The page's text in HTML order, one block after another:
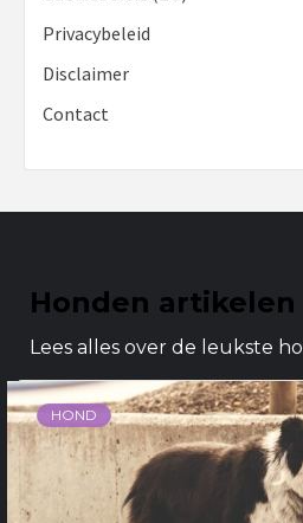
Privacybeleid
Disclaimer
Contact
Honden artikelen
Lees alles over de leukste
HOND